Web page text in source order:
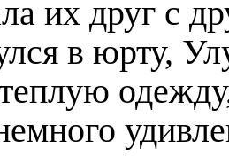
их друг с
в юрту,